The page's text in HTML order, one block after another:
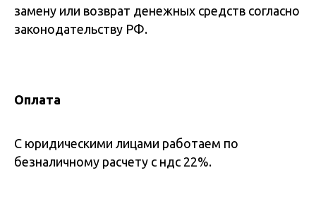
замену или возврат денежных средств согласно
законодательству РФ.
Оплата
С юридическими лицами работаем по
безналичному расчету с ндс 22%.